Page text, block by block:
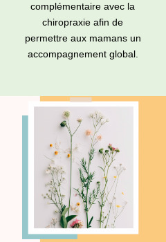
complémentaire avec la
chiropraxie afin de
permettre aux mamans un
accompagnement global.